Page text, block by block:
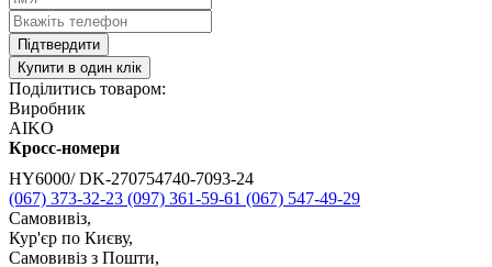
Підтвердити
Купити в один клік
Поділитись товаром:
Виробник
AIKO
Кросс-номери
HY6000/ DK-270754740-7093-24
(067) 373-32-23 (097) 361-59-61 (067) 547-49-29
Самовивіз,
Кур'єр по Києву,
Самовивіз з Пошти,